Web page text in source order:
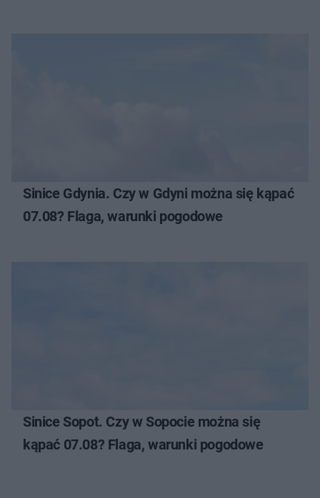
Sinice Gdynia. Czy w Gdyni można się kąpać
07.08? Flaga, warunki pogodowe
Sinice Sopot. Czy w Sopocie można się
kąpać 07.08? Flaga, warunki pogodowe